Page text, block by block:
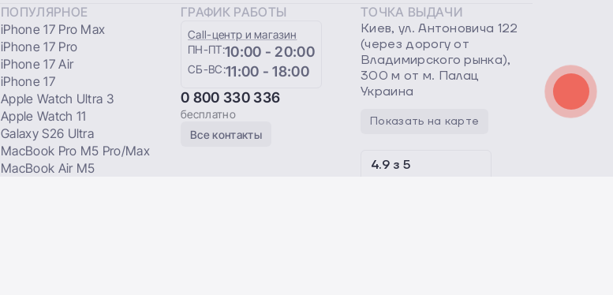
ПОПУЛЯРНОЕ
iPhone 17 Pro Max
iPhone 17 Pro
iPhone 17 Air
iPhone 17
Apple Watch Ultra 3
Apple Watch 11
Galaxy S26 Ultra
MacBook Pro M5 Pro/Max
MacBook Air M5
ГРАФИК РАБОТЫ
Сall-центр и магазин
ПН-ПТ:10:00 - 20:00
СБ-ВС:11:00 - 18:00
0 800 330 336
бесплатно
Все контакты
ТОЧКА ВЫДАЧИ
Киев, ул. Антоновича 122
(через дорогу от
Владимирского рынка),
300 м от м. Палац
Украина
Показать на карте
4.9з 5